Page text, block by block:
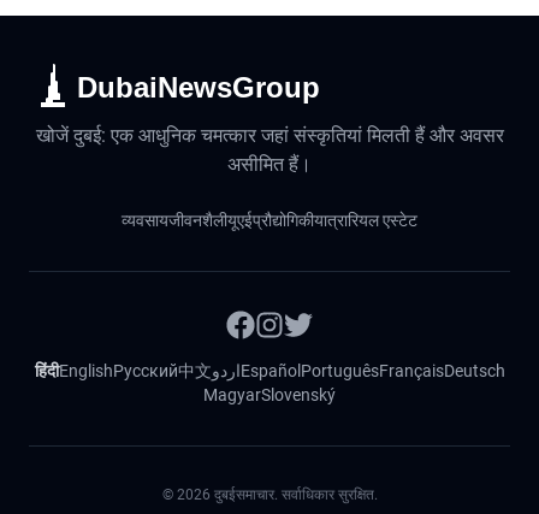
DubaiNewsGroup
खोजें दुबई: एक आधुनिक चमत्कार जहां संस्कृतियां मिलती हैं और अवसर
असीमित हैं।
व्यवसायजीवनशैलीयूएईप्रौद्योगिकीयात्रारियल एस्टेट
हिंदीEnglishРусский中文اردوEspañol PortuguêsFrançaisDeutsch
MagyarSlovenský
© 2026 दुबईसमाचार. सर्वाधिकार सुरक्षित.